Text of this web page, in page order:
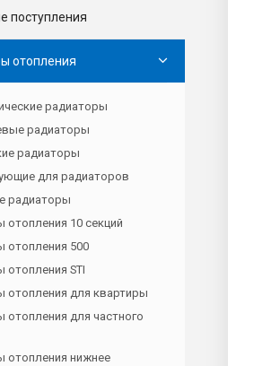
поступления
отопления
радиаторы
радиаторы
радиаторы
для радиаторов
радиаторы
отопления 10 секций
отопления 500
отопления STI
отопления для квартиры
отопления для частного
отопления нижнее